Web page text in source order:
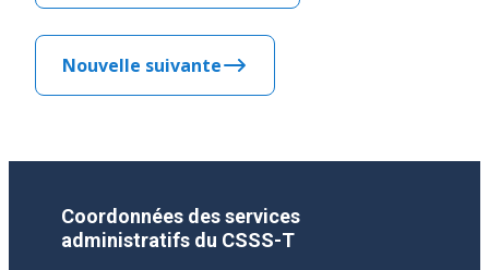
Nouvelle suivante
Coordonnées des services
administratifs du CSSS-T